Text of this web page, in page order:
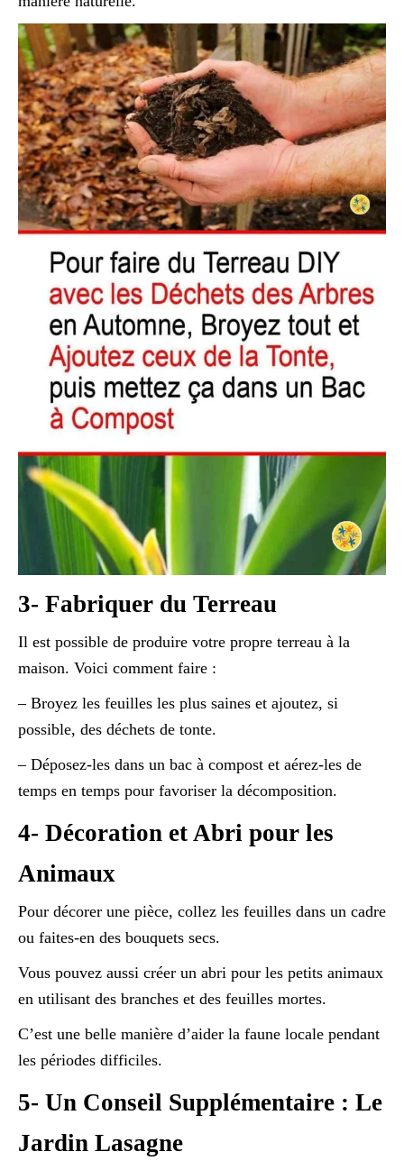
3- Fabriquer du Terreau
Il est possible de produire votre propre terreau à la
maison. Voici comment faire :
– Broyez les feuilles les plus saines et ajoutez, si
possible, des déchets de tonte.
– Déposez-les dans un bac à compost et aérez-les de
temps en temps pour favoriser la décomposition.
4- Décoration et Abri pour les
Animaux
Pour décorer une pièce, collez les feuilles dans un cadre
ou faites-en des bouquets secs.
Vous pouvez aussi créer un abri pour les petits animaux
en utilisant des branches et des feuilles mortes.
C’est une belle manière d’aider la faune locale pendant
les périodes difficiles.
5- Un Conseil Supplémentaire : Le
Jardin Lasagne